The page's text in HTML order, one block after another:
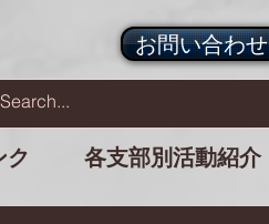
ク 各支部別活動紹介
お問い合わせ